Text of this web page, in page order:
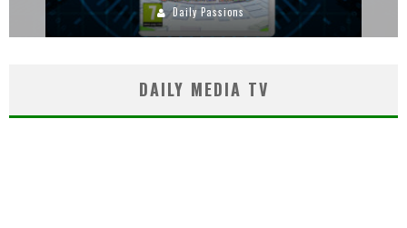
Carlos Mühlig
DAILY MEDIA TV